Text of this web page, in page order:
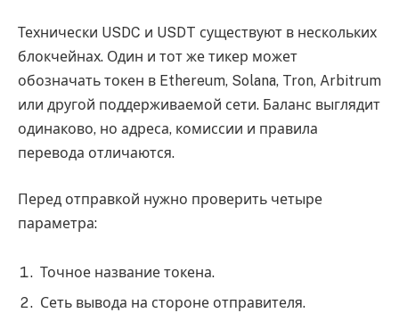
Технически USDC и USDT существуют в нескольких
блокчейнах. Один и тот же тикер может
обозначать токен в Ethereum, Solana, Tron, Arbitrum
или другой поддерживаемой сети. Баланс выглядит
одинаково, но адреса, комиссии и правила
перевода отличаются.
Перед отправкой нужно проверить четыре
параметра:
Точное название токена.
Сеть вывода на стороне отправителя.